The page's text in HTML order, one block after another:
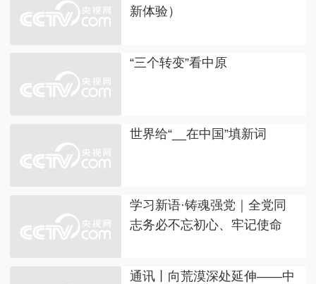
新体验）
“三个转变”看中原
世界给“__在中国”填新词
学习新语·铸魂强党｜全党同
志务必不忘初心、牢记使命
通讯丨向荒漠深处延伸——中